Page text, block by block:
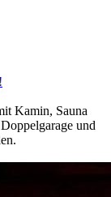
Kamin, Sauna
und